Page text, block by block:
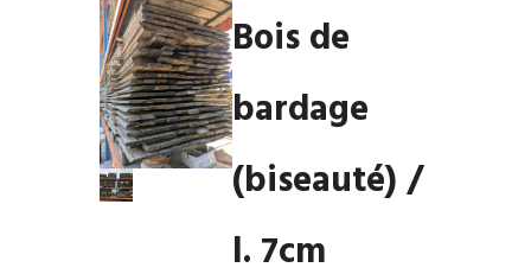
Bois de
bardage
(biseauté) /
l. 7cm